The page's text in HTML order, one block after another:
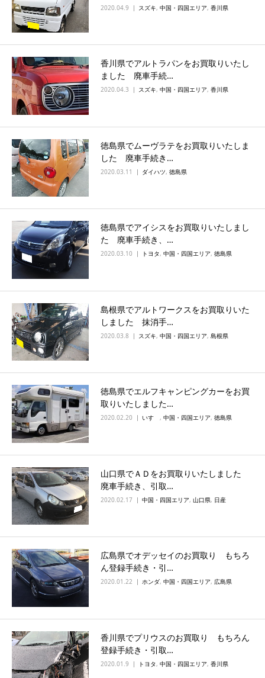
2020.04.9 スズキ, 中国・四国エリア, 香川県
香川県でアルトラパンをお買取りいたし
ました 廃車手続…
2020.04.3 スズキ, 中国・四国エリア, 香川県
徳島県でムーヴラテをお買取りいたしま
した 廃車手続き…
2020.03.11 ダイハツ, 徳島県
徳島県でアイシスをお買取りいたしまし
た 廃車手続き、…
2020.03.10 トヨタ, 中国・四国エリア, 徳島県
島根県でアルトワークスをお買取りいた
しました 抹消手…
2020.03.8 スズキ, 中国・四国エリア, 島根県
徳島県でエルフキャンピングカーをお買
取りいたしました…
2020.02.20 いすゞ , 中国・四国エリア, 徳島県
山口県でＡＤをお買取りいたしました
廃車手続き、引取…
2020.02.17 中国・四国エリア, 山口県, 日産
広島県でオデッセイのお買取り もちろ
ん登録手続き・引…
2020.01.22 ホンダ, 中国・四国エリア, 広島県
香川県でプリウスのお買取り もちろん
登録手続き・引取…
2020.01.9 トヨタ, 中国・四国エリア, 香川県